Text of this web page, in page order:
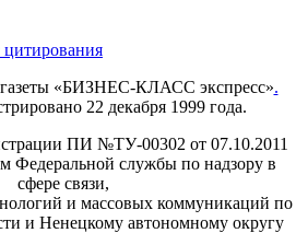
«БИЗНЕС-КЛАСС экспресс».
22 декабря 1999 года.
ПИ №ТУ-00302 от 07.10.2011
Федеральной службы по надзору в
сфере связи,
и массовых коммуникаций по
и Ненецкому автономному округу